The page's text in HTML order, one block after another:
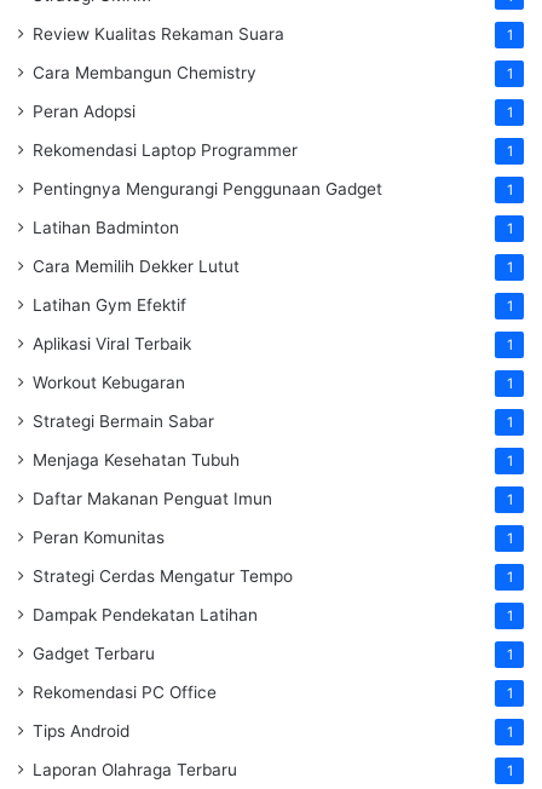
Review Kualitas Rekaman Suara 1
Cara Membangun Chemistry 1
Peran Adopsi 1
Rekomendasi Laptop Programmer 1
Pentingnya Mengurangi Penggunaan Gadget 1
Latihan Badminton 1
Cara Memilih Dekker Lutut 1
Latihan Gym Efektif 1
Aplikasi Viral Terbaik 1
Workout Kebugaran 1
Strategi Bermain Sabar 1
Menjaga Kesehatan Tubuh 1
Daftar Makanan Penguat Imun 1
Peran Komunitas 1
Strategi Cerdas Mengatur Tempo 1
Dampak Pendekatan Latihan 1
Gadget Terbaru 1
Rekomendasi PC Office 1
Tips Android 1
Laporan Olahraga Terbaru 1